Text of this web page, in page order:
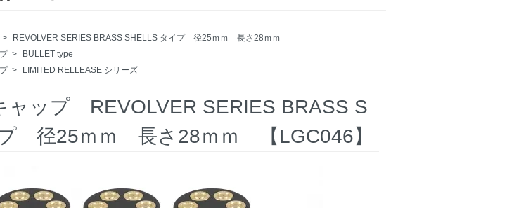
>
REVOLVER SERIES BRASS SHELLS タイプ 径25ｍｍ 長さ28ｍｍ
>
BULLET type
> LIMITED RELLEASE シリーズ
ャップ REVOLVER SERIES BRASS S
径25ｍｍ 長さ28ｍｍ 【LGC046】